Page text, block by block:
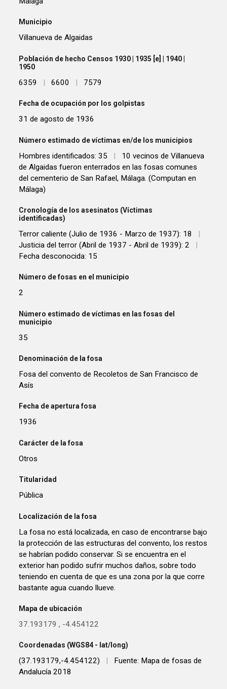
Municipio
Villanueva de Algaidas
Población de hecho Censos 1930 | 1935 [e] | 1940 |
1950
6359 | 6600 | 7579
Fecha de ocupación por los golpistas
31 de agosto de 1936
Número estimado de víctimas en/de los municipios
Hombres identificados: 35 |
10 vecinos de Villanueva
de Algaidas fueron enterrados en las fosas comunes
del cementerio de San Rafael, Málaga. (Computan en
Málaga)
Cronología de los asesinatos (Víctimas
identificadas)
Terror caliente (Julio de 1936 - Marzo de 1937): 18
|
Justicia del terror (Abril de 1937 - Abril de 1939): 2
|
Fecha desconocida: 15
Número de fosas en el municipio
2
Número estimado de víctimas en las fosas del
municipio
35
Denominación de la fosa
Fosa del convento de Recoletos de San Francisco de
Asís
Fecha de apertura fosa
1936
Carácter de la fosa
Otros
Titularidad
Pública
Localización de la fosa
La fosa no está localizada, en caso de encontrarse bajo
la protección de las estructuras del convento, los restos
se habrían podido conservar. Si se encuentra en el
exterior han podido sufrir muchos daños, sobre todo
teniendo en cuenta de que es una zona por la que corre
bastante agua cuando llueve.
Mapa de ubicación
37.193179 , -4.454122
Coordenadas (WGS84 - lat/long)
(37.193179,-4.454122)
Fuente: Mapa de fosas de
Andalucía 2018